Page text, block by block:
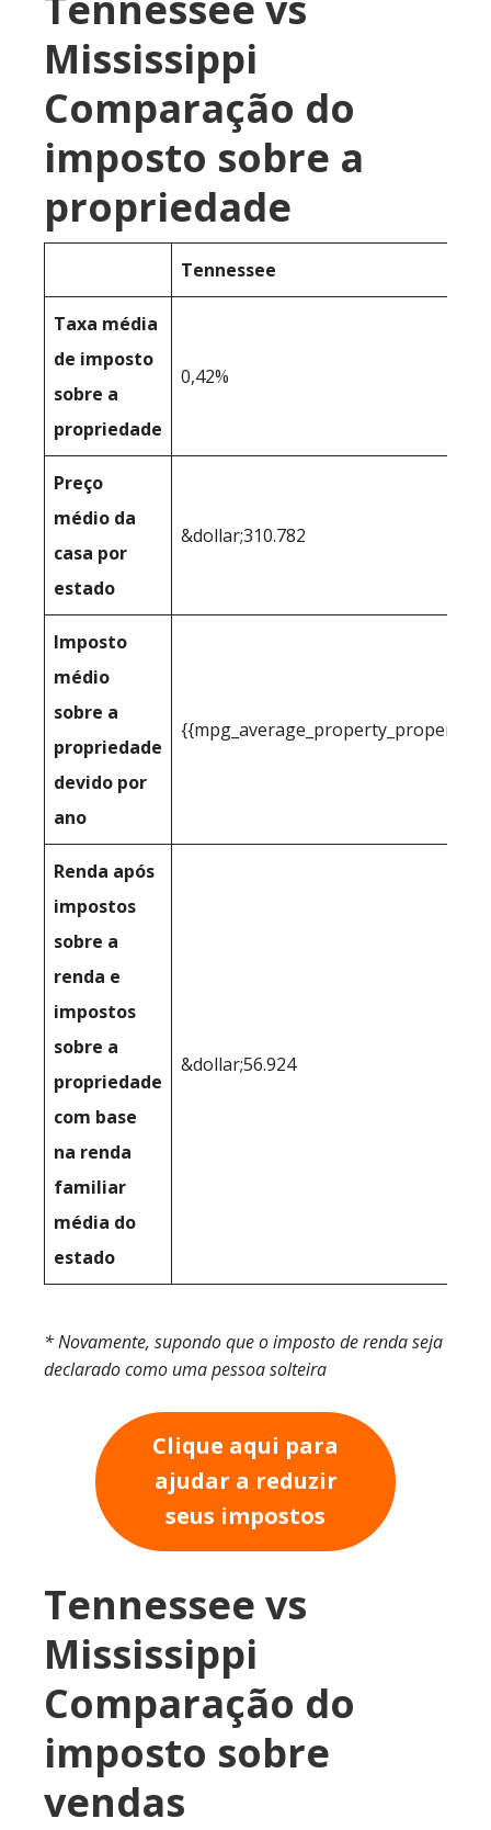
Mississippi
Comparação do
imposto sobre a
propriedade
Tennessee
Taxa média
de imposto
sobre a
propriedade
0,42%
Preço
médio da
casa por
estado
&dollar;310.782
Imposto
médio
sobre a
propriedade
devido por
ano
Renda após
impostos
sobre a
renda e
impostos
sobre a
propriedade
com base
na renda
familiar
média do
estado
&dollar;56.924
* Novamente, supondo que o imposto de renda seja
declarado como uma pessoa solteira
Clique aqui para
ajudar a reduzir
seus impostos
Tennessee vs
Mississippi
Comparação do
imposto sobre
vendas